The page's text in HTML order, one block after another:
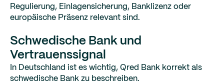
Regulierung, Einlagensicherung, Banklizenz oder
europäische Präsenz relevant sind.
Schwedische Bank und
Vertrauenssignal
In Deutschland ist es wichtig, Qred Bank korrekt als
schwedische Bank zu beschreiben.